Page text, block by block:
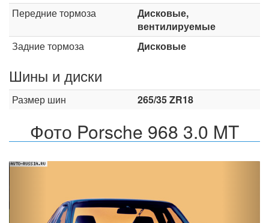
Передние тормоза
Дисковые,
вентилируемые
Задние тормоза
Дисковые
Шины и диски
Размер шин 265/35 ZR18
Фото Porsche 968 3.0 MT
Назад